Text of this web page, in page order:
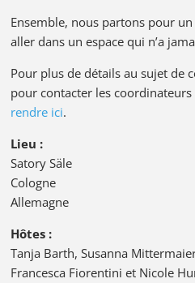
Ensemble, nous partons pour
aller dans un espace qui n’a
Pour plus de détails au sujet de
pour contacter les coordinateurs
rendre ici.
Lieu :
Satory Säle
Cologne
Allemagne
Hôtes :
Tanja Barth, Susanna
Francesca Fiorentini et Nicole